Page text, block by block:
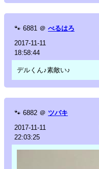
🐾 6881 ＠ べるはろ
2017-11-11
18:58:44
デルくん♪素敵い♪
🐾 6882 ＠ ツバキ
2017-11-11
22:03:25